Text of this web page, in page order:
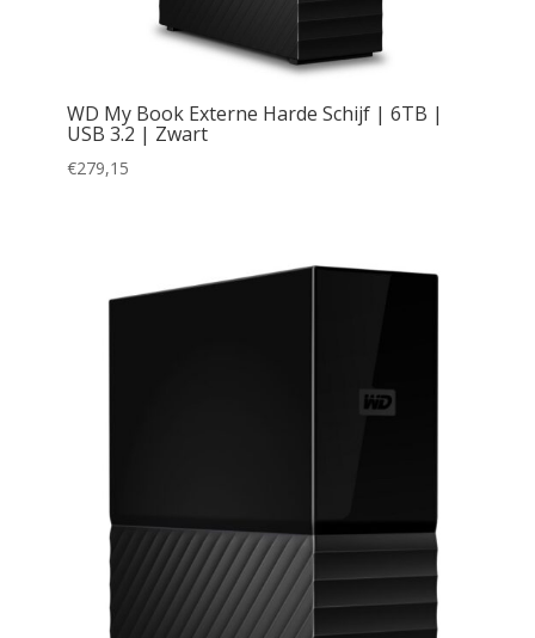
WD My Book Externe Harde Schijf | 6TB |
USB 3.2 | Zwart
€279,15